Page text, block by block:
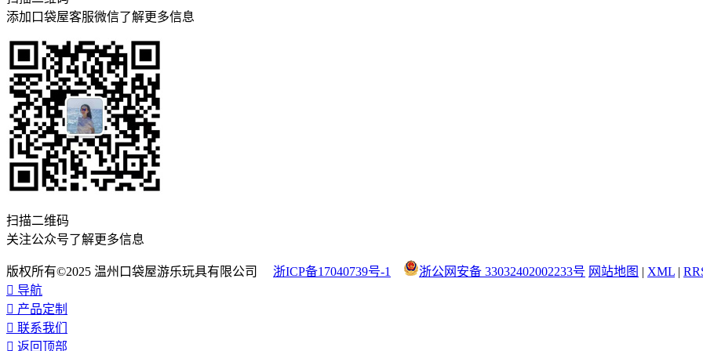
添加口袋屋客服微信了解更多信息
扫描二维码
关注公众号了解更多信息
版权所有©2025 温州口袋屋游乐玩具有限公司 浙ICP备17040739号-1 浙公网安备 33032402002233号 网站地图 | XML |
 导航
 产品定制
 联系我们
 返回顶部